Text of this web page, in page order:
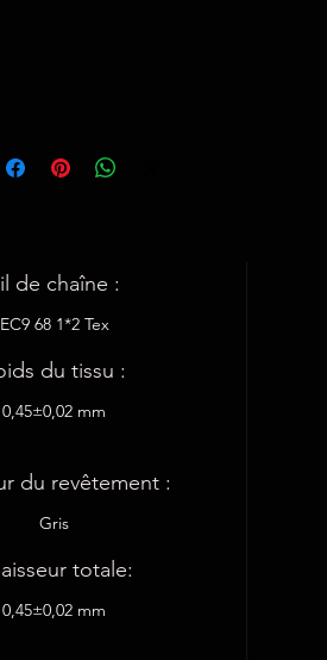
de chaîne :
EC9 68 1*2 Tex
du tissu :
0,45±0,02 mm
du revêtement :
Gris
totale:
0,45±0,02 mm